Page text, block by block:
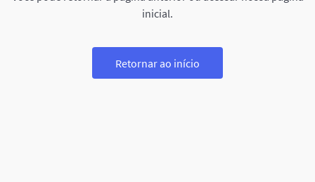
inicial.
Retornar ao início